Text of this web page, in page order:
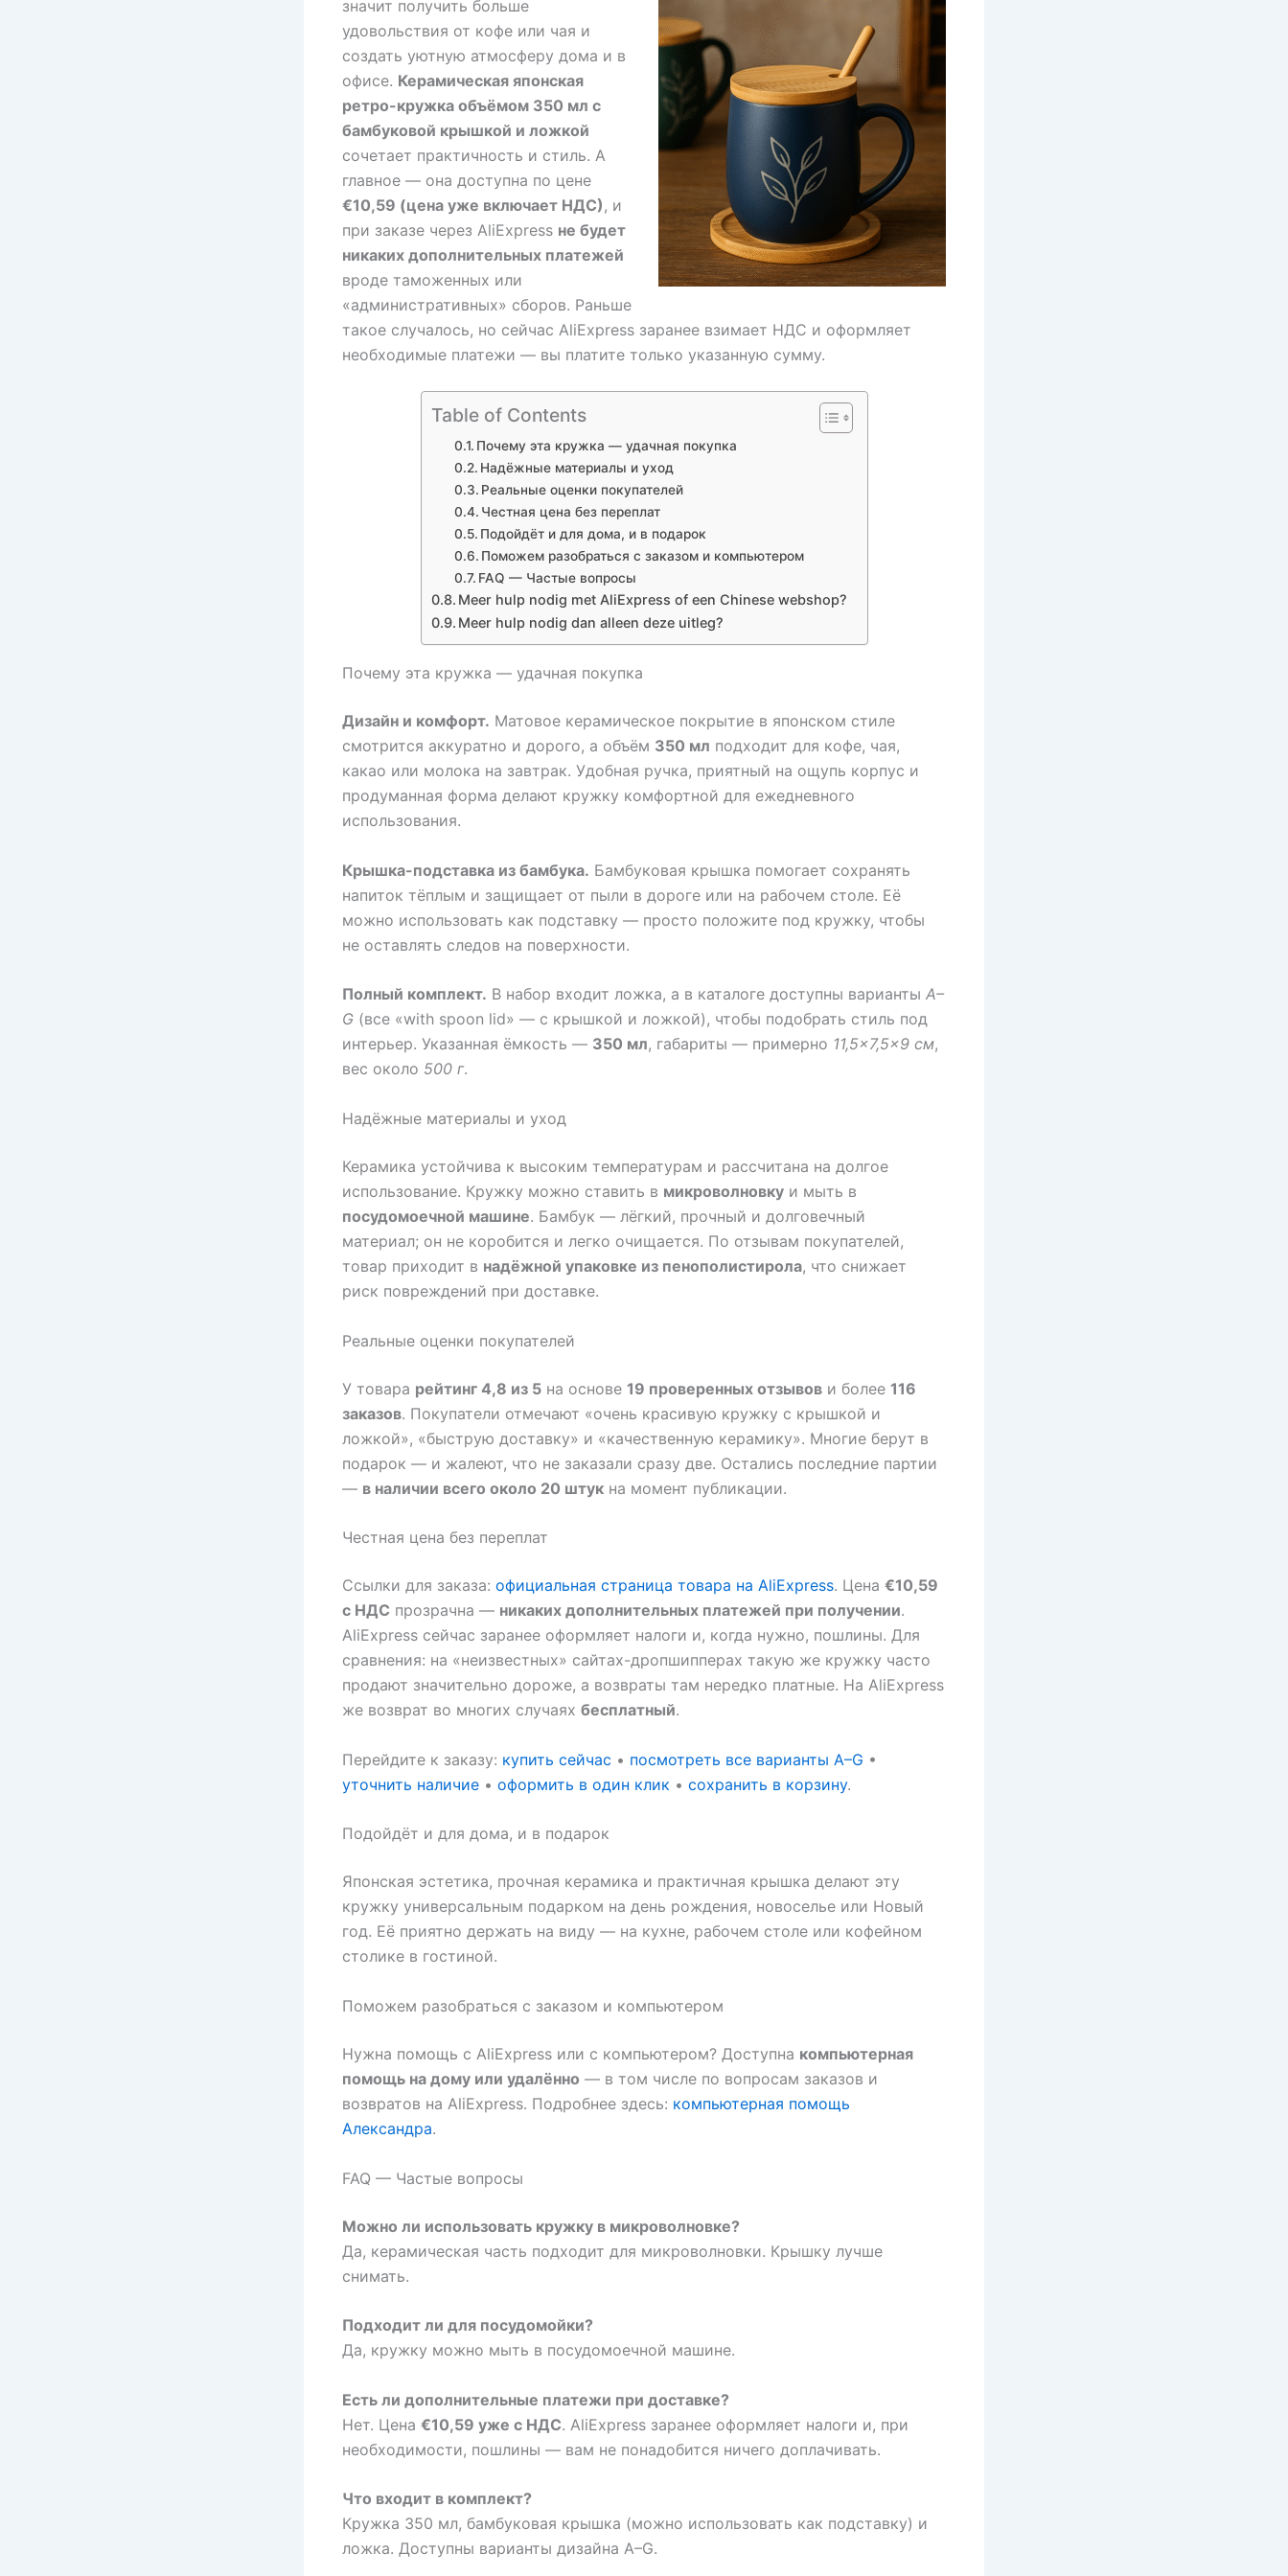
значит получить больше
удовольствия от кофе или чая и
создать уютную атмосферу дома и в
офисе. Керамическая японская
ретро-кружка объёмом 350 мл с
бамбуковой крышкой и ложкой
сочетает практичность и стиль. А
главное — она доступна по цене
€10,59 (цена уже включает НДС) , и
при заказе через AliExpress не будет
никаких дополнительных платежей
вроде таможенных или
«административных» сборов. Раньше
такое случалось, но сейчас AliExpress заранее взимает НДС и оформляет
необходимые платежи — вы платите только указанную сумму.
Table of Contents
Почему эта кружка — удачная покупка
Надёжные материалы и уход
Реальные оценки покупателей
Честная цена без переплат
Подойдёт и для дома, и в подарок
Поможем разобраться с заказом и компьютером
FAQ — Частые вопросы
Meer hulp nodig met AliExpress of een Chinese webshop?
Meer hulp nodig dan alleen deze uitleg?
Почему эта кружка — удачная покупка
Дизайн и комфорт. Матовое керамическое покрытие в японском стиле
смотрится аккуратно и дорого, а объём 350 мл подходит для кофе, чая,
какао или молока на завтрак. Удобная ручка, приятный на ощупь корпус и
продуманная форма делают кружку комфортной для ежедневного
использования.
Крышка-подставка из бамбука. Бамбуковая крышка помогает сохранять
напиток тёплым и защищает от пыли в дороге или на рабочем столе. Её
можно использовать как подставку — просто положите под кружку, чтобы
не оставлять следов на поверхности.
Полный комплект. В набор входит ложка, а в каталоге доступны варианты A–
G (все «with spoon lid» — с крышкой и ложкой), чтобы подобрать стиль под
интерьер. Указанная ёмкость — 350 мл, габариты — примерно 11,5×7,5×9 см,
вес около 500 г.
Надёжные материалы и уход
Керамика устойчива к высоким температурам и рассчитана на долгое
использование. Кружку можно ставить в микроволновку и мыть в
посудомоечной машине. Бамбук — лёгкий, прочный и долговечный
материал; он не коробится и легко очищается. По отзывам покупателей,
товар приходит в надёжной упаковке из пенополистирола, что снижает
риск повреждений при доставке.
Реальные оценки покупателей
У товара рейтинг 4,8 из 5 на основе 19 проверенных отзывов и более 116
заказов. Покупатели отмечают «очень красивую кружку с крышкой и
ложкой», «быструю доставку» и «качественную керамику». Многие берут в
подарок — и жалеют, что не заказали сразу две. Остались последние партии
— в наличии всего около 20 штук на момент публикации.
Честная цена без переплат
Ссылки для заказа: официальная страница товара на AliExpress. Цена €10,59
с НДС прозрачна — никаких дополнительных платежей при получении.
AliExpress сейчас заранее оформляет налоги и, когда нужно, пошлины. Для
сравнения: на «неизвестных» сайтах-дропшипперах такую же кружку часто
продают значительно дороже, а возвраты там нередко платные. На AliExpress
же возврат во многих случаях бесплатный.
Перейдите к заказу: купить сейчас • посмотреть все варианты A–G •
уточнить наличие • оформить в один клик • сохранить в корзину.
Подойдёт и для дома, и в подарок
Японская эстетика, прочная керамика и практичная крышка делают эту
кружку универсальным подарком на день рождения, новоселье или Новый
год. Её приятно держать на виду — на кухне, рабочем столе или кофейном
столике в гостиной.
Поможем разобраться с заказом и компьютером
Нужна помощь с AliExpress или с компьютером? Доступна компьютерная
помощь на дому или удалённо — в том числе по вопросам заказов и
возвратов на AliExpress. Подробнее здесь: компьютерная помощь
Александра.
FAQ — Частые вопросы
Можно ли использовать кружку в микроволновке?
Да, керамическая часть подходит для микроволновки. Крышку лучше
снимать.
Подходит ли для посудомойки?
Да, кружку можно мыть в посудомоечной машине.
Есть ли дополнительные платежи при доставке?
Нет. Цена €10,59 уже с НДС. AliExpress заранее оформляет налоги и, при
необходимости, пошлины — вам не понадобится ничего доплачивать.
Что входит в комплект?
Кружка 350 мл, бамбуковая крышка (можно использовать как подставку) и
ложка. Доступны варианты дизайна A–G.